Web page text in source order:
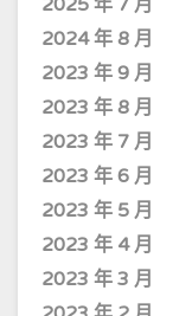
2025 年 7 月
2024 年 8 月
2023 年 9 月
2023 年 8 月
2023 年 7 月
2023 年 6 月
2023 年 5 月
2023 年 4 月
2023 年 3 月